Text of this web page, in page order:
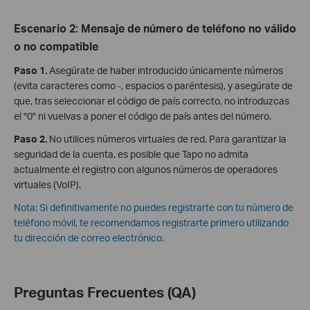
Escenario 2: Mensaje de número de teléfono no válido
o no compatible
Paso 1.Asegúrate de haber introducido únicamente números
(evita caracteres como -, espacios o paréntesis), y asegúrate de
que, tras seleccionar el código de país correcto, no introduzcas
el "0" ni vuelvas a poner el código de país antes del número.
Paso 2. No utilices números virtuales de red. Para garantizar la
seguridad de la cuenta, es posible que Tapo no admita
actualmente el registro con algunos números de operadores
virtuales (VoIP).
Nota: Si definitivamente no puedes registrarte con tu número de
teléfono móvil, te recomendamos registrarte primero utilizando
tu dirección de correo electrónico.
Preguntas Frecuentes (QA)